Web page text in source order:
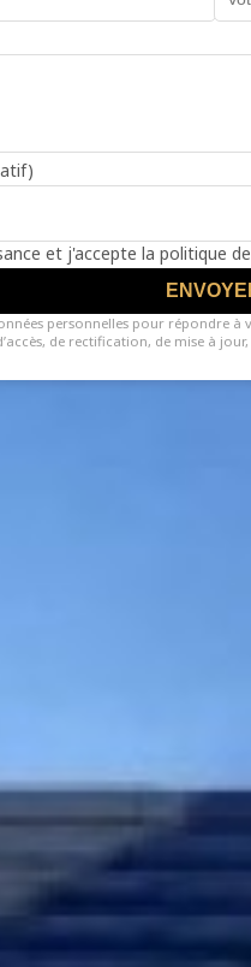
et j'accepte la politique
personnelles pour répondre à
de rectification, de mise à